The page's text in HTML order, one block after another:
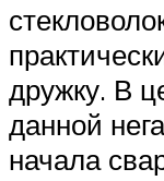
дружку. В
данной
начала